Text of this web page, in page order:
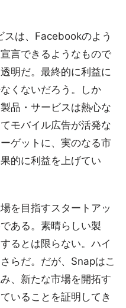
スは、Facebookのよう
言できるようなもので
明だ。最終的に利益に
くないだろう。しか
品・サービスは熱心な
モバイル広告が活発な
ゲットに、実のなる市
的に利益を上げてい
を目指すスタートアッ
ある。素晴らしい製
るとは限らない。ハイ
らだ。だが、Snapはこ
、新たな市場を開拓す
いることを証明してき